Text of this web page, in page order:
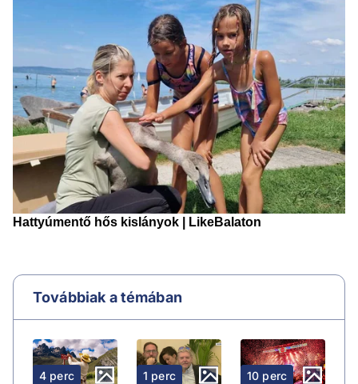
Továbbiak a témában
4 perc 1 perc 10 perc